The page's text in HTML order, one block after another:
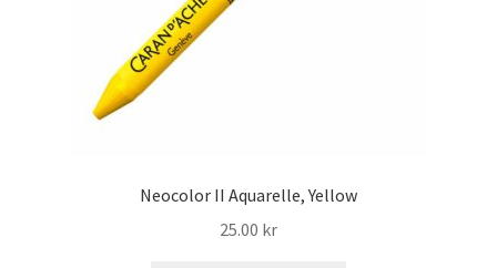
Neocolor II Aquarelle, Yellow
25.00 kr